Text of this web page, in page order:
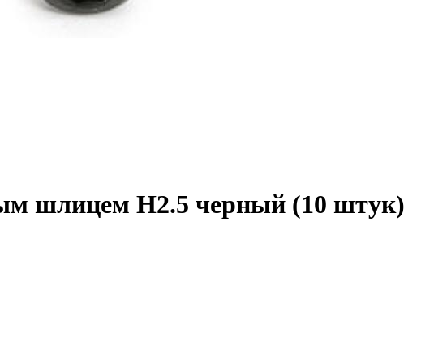
шлицем H2.5 черный (10 штук)